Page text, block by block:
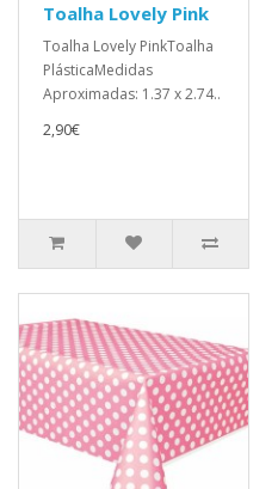
Toalha Lovely Pink
Toalha Lovely PinkToalha
PlásticaMedidas
Aproximadas: 1.37 x 2.74..
2,90€